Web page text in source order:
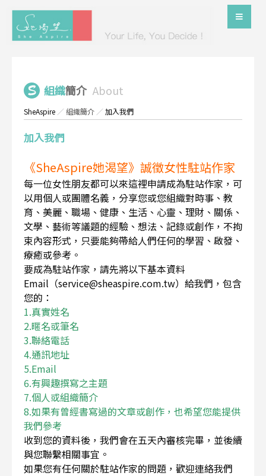
組織簡介 About
SheAspire ／組織簡介 ／加入我們
加入我們
《SheAspire她渴望》誠徵女性駐站作家
每一位女性朋友都可以來這裡申請成為駐站作家，可
以用個人或團體名義，分享您或您組織對時事、教
育、美麗、職場、健康、生活、心靈、理財、關係、
文學、藝術等議題的經驗、想法、記錄或創作，不拘
束內容形式，只要能夠帶給人們任何的學習、啟發、
療癒或參考。
要成為駐站作家，請先將以下基本資料
Email（service@sheaspire.com.tw）給我們，包含
您的：
1.真實姓名
2.暱名或筆名
3.聯絡電話
4.通訊地址
5.Email
6.有興趣撰寫之主題
7.個人或組織簡介
8.如果有曾經書寫過的文章或創作，也希望您能提供
我們參考
收到您的資料後，我們會在五天內審核完畢，並後續
與您聯繫相關事宜。
如果您有任何關於駐站作家的問題，歡迎連絡我們